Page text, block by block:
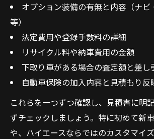
オプション装備の有無と内容（ナビ
等）
法定費用や登録手数料の詳細
リサイクル料や納車費用の金額
下取り車がある場合の査定額と差し
自動車保険の加入内容と見積もり反
これらを一つずつ確認し、見積書に明
ずチェックしましょう。特に初めて新
や、ハイエースならではのカスタマイ